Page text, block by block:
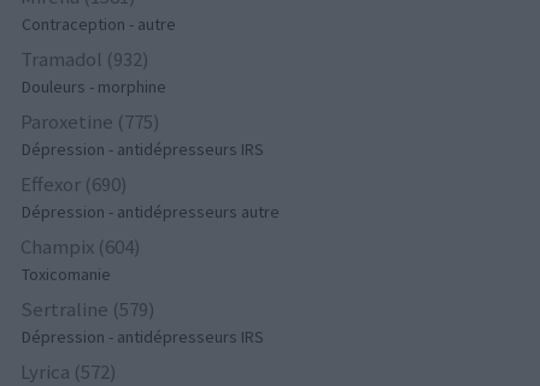
Contraception - autre
Tramadol (932)
Douleurs - morphine
Paroxetine (775)
Dépression - antidépresseurs IRS
Effexor (690)
Dépression - antidépresseurs autre
Champix (604)
Toxicomanie
Sertraline (579)
Dépression - antidépresseurs IRS
Lyrica (572)